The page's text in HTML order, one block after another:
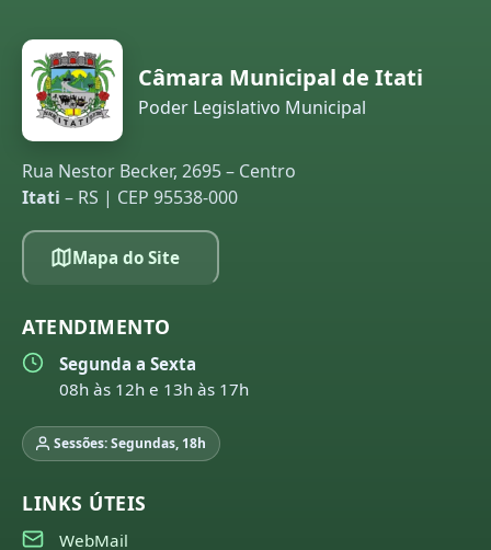
Câmara Municipal de Itati
Poder Legislativo Municipal
Rua Nestor Becker, 2695 – Centro
Itati – RS | CEP 95538-000
Mapa do Site
ATENDIMENTO
Segunda a Sexta
08h às 12h e 13h às 17h
Sessões: Segundas, 18h
LINKS ÚTEIS
WebMail